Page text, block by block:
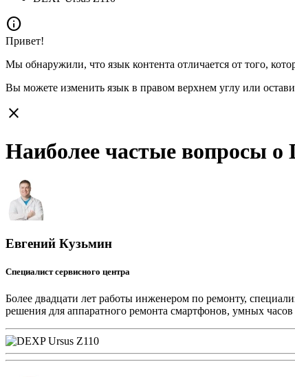
info
Привет!
Мы обнаружили, что язык контента отличается от того,
Вы можете изменить язык в правом верхнем углу или
close
Наиболее частые вопросы о
Евгений Кузьмин
Специалист сервисного центра
Более двадцати лет работы инженером по ремонту,
решения для аппаратного ремонта смартфонов, умных